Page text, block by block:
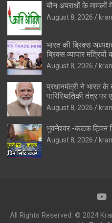
यौन अपराधों के मामलों
August 8, 2026
भारत की ब्रिक्‍स
ब्रिक्‍स व्यापार
August 8, 2026
प्रधानमंत्री ने भारत
पारिस्थितिकी तंत्र
August 8, 2026
भुवनेश्वर -कटक ट्विन
August 8, 2026
All Rights Reserved. © 2024